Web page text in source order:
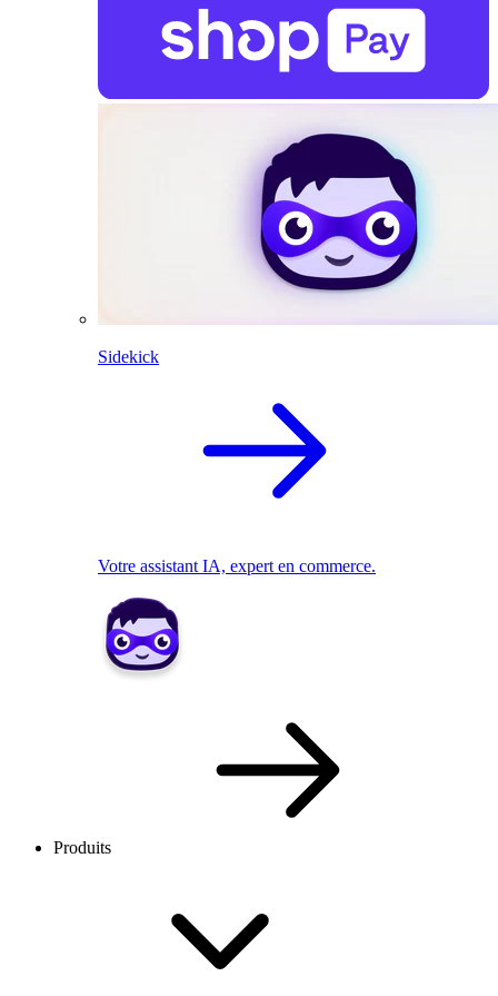
Sidekick
Votre assistant IA, expert en commerce.
Produits